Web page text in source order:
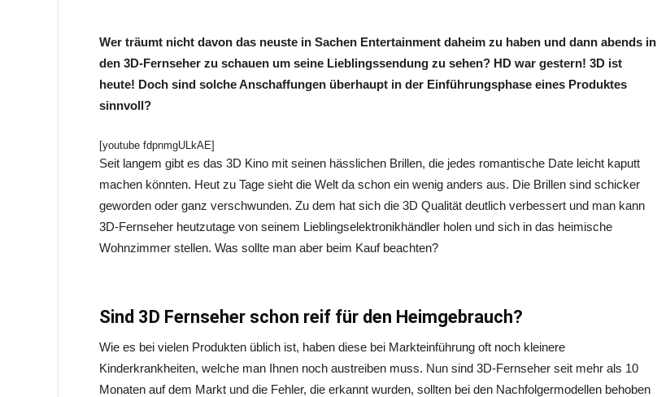
Wer träumt nicht davon das neuste in Sachen Entertainment daheim zu haben und dann abends in
den 3D-Fernseher zu schauen um seine Lieblingssendung zu sehen? HD war gestern! 3D ist
heute! Doch sind solche Anschaffungen überhaupt in der Einführungsphase eines Produktes
sinnvoll?
[youtube fdpnmgULkAE]
Seit langem gibt es das 3D Kino mit seinen hässlichen Brillen, die jedes romantische Date leicht kaputt
machen könnten. Heut zu Tage sieht die Welt da schon ein wenig anders aus. Die Brillen sind schicker
geworden oder ganz verschwunden. Zu dem hat sich die 3D Qualität deutlich verbessert und man kann
3D-Fernseher heutzutage von seinem Lieblingselektronikhändler holen und sich in das heimische
Wohnzimmer stellen. Was sollte man aber beim Kauf beachten?
Sind 3D Fernseher schon reif für den Heimgebrauch?
Wie es bei vielen Produkten üblich ist, haben diese bei Markteinführung oft noch kleinere
Kinderkrankheiten, welche man Ihnen noch austreiben muss. Nun sind 3D-Fernseher seit mehr als 10
Monaten auf dem Markt und die Fehler, die erkannt wurden, sollten bei den Nachfolgermodellen behoben